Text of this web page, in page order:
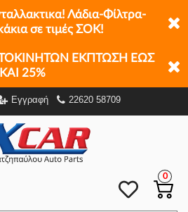
Λάδια-Φίλτρα-
σε τιμές ΣΟΚ!
ΕΚΠΤΩΣΗ ΕΩΣ
ΚΑΙ 25%
Εγγραφή 22620 58709
0